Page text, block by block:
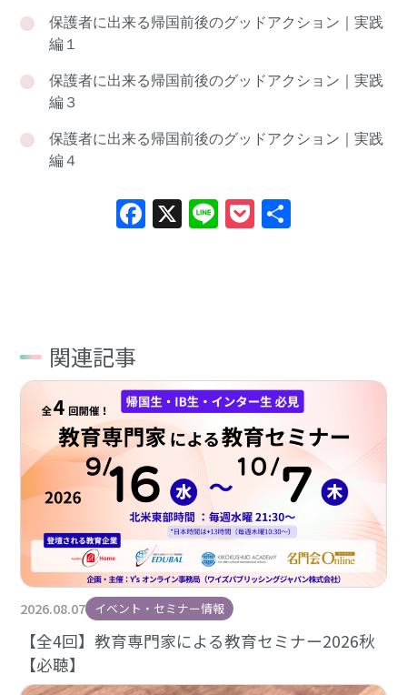
保護者に出来る帰国前後のグッドアクション｜実践
編１
保護者に出来る帰国前後のグッドアクション｜実践
編３
保護者に出来る帰国前後のグッドアクション｜実践
編４
Facebook
X LinePocket
関連記事
2026.08.07 イベント・セミナー情報
【全4回】教育専門家による教育セミナー2026秋
【必聴】